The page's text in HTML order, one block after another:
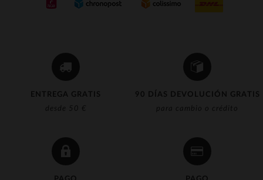
ENTREGA GRATIS
desde 50 €
90 DÍAS DEVOLUCIÓN GRATIS
para cambio o crédito